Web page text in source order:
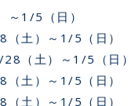
～1/5（日）
（土）～1/5（日）
28（土）～1/5（日）
（土）～1/5（日）
（土）～1/5（日）